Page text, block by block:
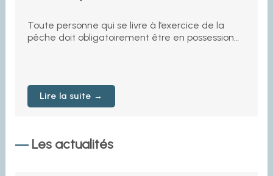
Toute personne qui se livre à l’exercice de la
pêche doit obligatoirement être en possession…
Lire la suite →
Les actualités